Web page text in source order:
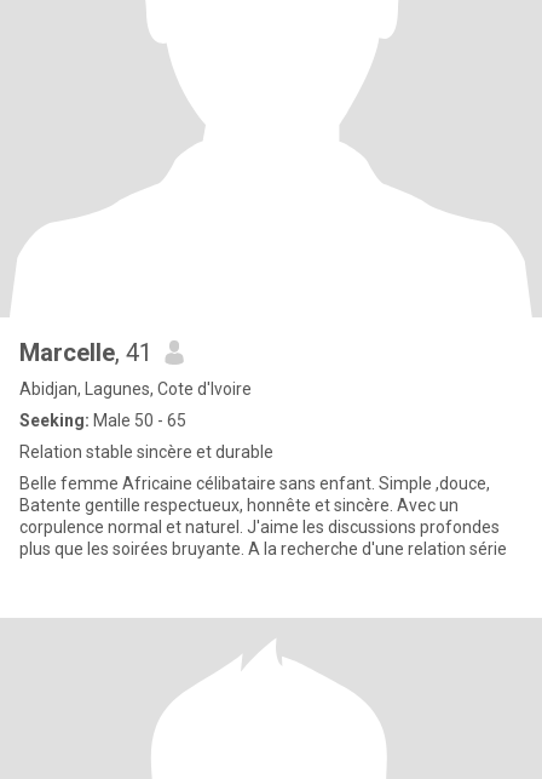
Marcelle, 41
Abidjan, Lagunes, Cote d'Ivoire
Seeking: Male 50 - 65
Relation stable sincère et durable
Belle femme Africaine célibataire sans enfant. Simple ,douce,
Batente gentille respectueux, honnête et sincère. Avec un
corpulence normal et naturel. J'aime les discussions profondes
plus que les soirées bruyante. A la recherche d'une relation série